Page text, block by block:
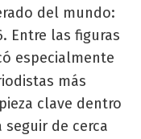
del mundo:
Entre las figuras
especialmente
más
clave dentro
de cerca